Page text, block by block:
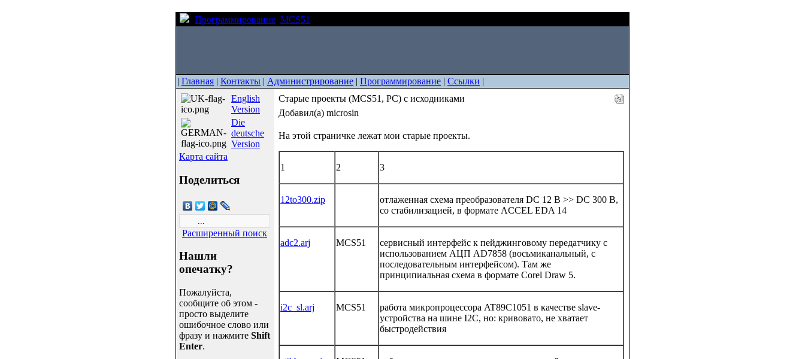
Программирование MCS51
| Главная | Контакты | Администрирование | Программирование | Ссылки |
English
Version
Die
deutsche
Version
Карта сайта
Поделиться
Расширенный поиск
Нашли
опечатку?
Пожалуйста,
сообщите об этом -
просто выделите
ошибочное слово или
фразу и нажмите Shift
Enter.
Старые проекты (MCS51, PC) с исходниками
Добавил(а) microsin
На этой страничке лежат мои старые проекты.
1 2 3
12to300.zip
отлаженная схема преобразователя DC 12 В >> DC 300 В,
со стабилизацией, в формате ACCEL EDA 14
adc2.arj MCS51
сервисный интерфейс к пейджинговому передатчику с
использованием АЦП AD7858 (восьмиканальный, с
последовательным интерфейсом). Там же
принципиальная схема в формате Corel Draw 5.
i2c_sl.arj MCS51
работа микропроцессора AT89C1051 в качестве slave-
устройства на шине I2C, но: кривовато, не хватает
быстродействия